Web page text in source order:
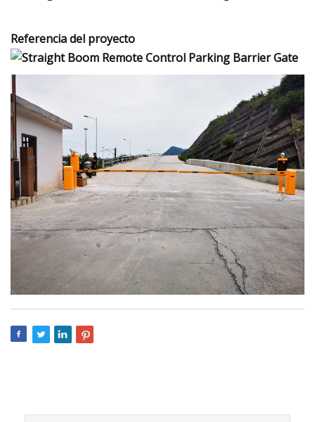
Referencia del proyecto